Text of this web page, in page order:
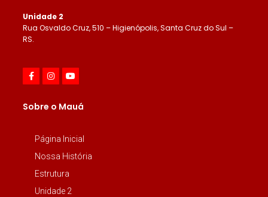
Unidade 2
Rua Osvaldo Cruz, 510 – Higienópolis, Santa Cruz do Sul –
RS.
Sobre o Mauá
Página Inicial
Nossa História
Estrutura
Unidade 2